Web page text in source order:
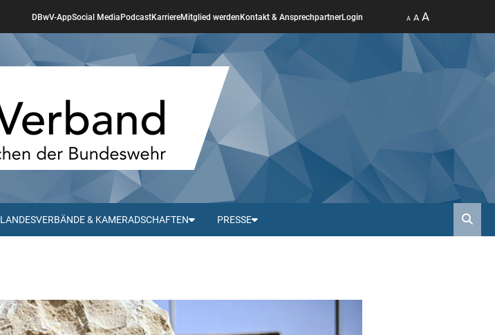
DBwV-AppSocial Media PodcastKarriereMitglied werden Kontakt & AnsprechpartnerLogin A A A
LANDESVERBÄNDE & KAMERADSCHAFTEN PRESSE